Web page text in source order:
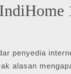
penyedia
alasan